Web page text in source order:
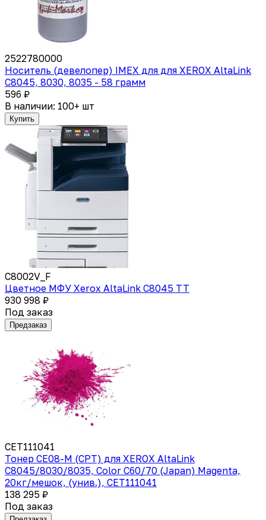
2522780000
Носитель (девелопер) IMEX для для XEROX AltaLink
C8045, 8030, 8035 - 58 грамм
596 ₽
В наличии: 100+ шт
Купить
C8002V_F
Цветное МФУ Xerox AltaLink C8045 TT
930 998 ₽
Под заказ
Предзаказ
CET111041
Тонер CE08-M (CPT) для XEROX AltaLink
C8045/8030/8035, Color C60/70 (Japan) Magenta,
20кг/мешок, (унив.), CET111041
138 295 ₽
Под заказ